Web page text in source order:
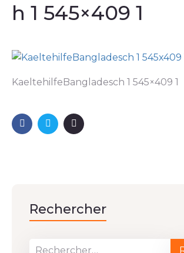
h 1 545×409 1
KaeltehilfeBangladesch 1 545×409 1
Rechercher